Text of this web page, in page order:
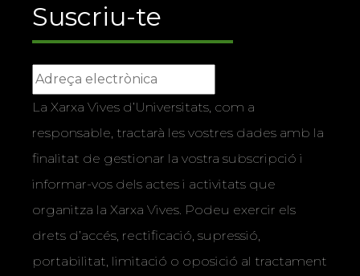
Suscriu-te
La Xarxa Vives d’Universitats, com a
responsable, tractarà les vostres dades amb la
finalitat de gestionar la vostra subscripció i
informar-vos dels actes i activitats que
organitza la Xarxa Vives. Podeu exercir els
drets d’accés, rectificació, supressió,
portabilitat, limitació o oposició al tractament